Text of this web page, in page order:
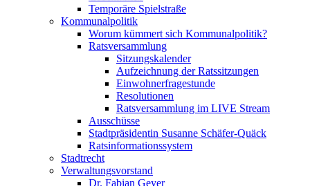
Temporäre Spielstraße
Kommunalpolitik
Worum kümmert sich Kommunalpolitik?
Ratsversammlung
Sitzungskalender
Aufzeichnung der Ratssitzungen
Einwohnerfragestunde
Resolutionen
Ratsversammlung im LIVE Stream
Ausschüsse
Stadtpräsidentin Susanne Schäfer-Quäck
Ratsinformationssystem
Stadtrecht
Verwaltungsvorstand
Dr. Fabian Geyer